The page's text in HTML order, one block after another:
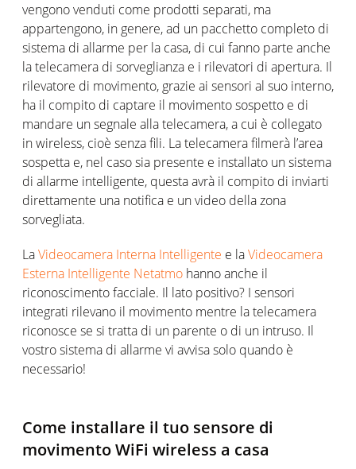
vengono venduti come prodotti separati, ma
appartengono, in genere, ad un pacchetto completo di
sistema di allarme per la casa, di cui fanno parte anche
la telecamera di sorveglianza e i rilevatori di apertura. Il
rilevatore di movimento, grazie ai sensori al suo interno,
ha il compito di captare il movimento sospetto e di
mandare un segnale alla telecamera, a cui è collegato
in wireless, cioè senza fili. La telecamera filmerà l’area
sospetta e, nel caso sia presente e installato un sistema
di allarme intelligente, questa avrà il compito di inviarti
direttamente una notifica e un video della zona
sorvegliata.
LaVideocamera Interna Intelligente e laVideocamera
Esterna Intelligente Netatmo hanno anche il
riconoscimento facciale. Il lato positivo? I sensori
integrati rilevano il movimento mentre la telecamera
riconosce se si tratta di un parente o di un intruso. Il
vostro sistema di allarme vi avvisa solo quando è
necessario!
Come installare il tuo sensore di
movimento WiFi wireless a casa